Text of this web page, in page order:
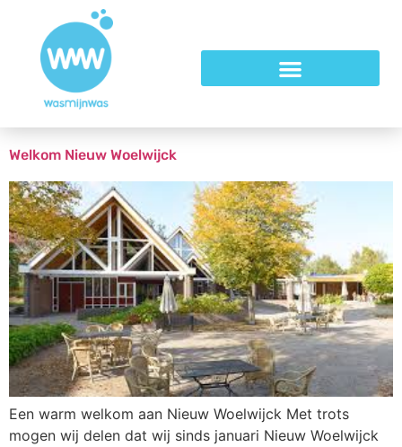
Welkom Nieuw Woelwijck
Een warm welkom aan Nieuw Woelwijck Met trots
mogen wij delen dat wij sinds januari Nieuw Woelwijck